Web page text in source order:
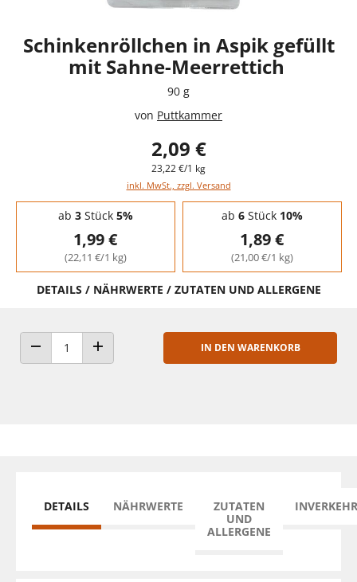
Schinkenröllchen in Aspik gefüllt
mit Sahne-Meerrettich
90 g
von Puttkammer
2,09 €
23,22 €/1 kg
inkl. MwSt., zzgl. Versand
Staffelpreise - Mengenrabatt
ab 3Stück 5%
1,99 €
(22,11 €/1 kg)
ab 6Stück 10%
1,89 €
(21,00 €/1 kg)
DETAILS / NÄHRWERTE / ZUTATEN UND ALLERGENE
ANZAHL VERRINGERNANZAHL ERHÖHEN
IN DEN WARENKORB
DETAILS NÄHRWERTE
ZUTATEN
UND
ALLERGENE